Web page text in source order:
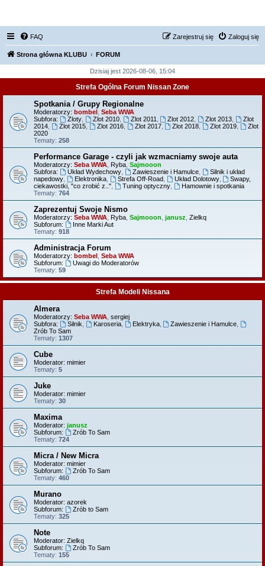
FAQ Zaloguj się
Zarejestruj się
Strona główna KLUBU FORUM
Dzisiaj jest 2026-08-06, 15:04
Strefa Ogólna Forum Nissan Zone
Spotkania / Grupy Regionalne
Moderatorzy: bombel Seba WWA
Subfora:
Zloty, Zlot 2010, Zlot 2011 Zlot 2012 Zlot 2013
Zlot
2014
Zlot 2015, Zlot 2016, Zlot 2017, Zlot 2018 Zlot 2019
Zlot
2020
Tematy: 258
Performance Garage - czyli jak wzmacniamy swoje auta
Moderatorzy: Seba WWA Ryba Sajmooon
Subfora:
Układ Wydechowy, Zawieszenie i Hamulce,
Silnik i układ
napedowy
Elektronika, Strefa Off-Road, Układ Dolotowy,
Swapy,
ciekawostki, "co zrobić z.."
Tuning optyczny,
Hamownie i spotkania
Tematy: 764
Zaprezentuj Swoje Nismo
Moderatorzy: Seba WWA Ryba Sajmooon janusz Zielkq
Subforum:
Inne Marki Aut
Tematy: 918
Administracja Forum
Moderatorzy: bombel Seba WWA
Subforum:
Uwagi do Moderatorów
Tematy: 59
Strefa Modeli Nissana
Almera
Moderatorzy: Seba WWA sergiej
Subfora:
Silnik Karoseria, Elektryka, Zawieszenie i Hamulce
Zrób To Sam
Tematy: 1307
Cube
Moderator: mimier
Tematy: 5
Juke
Moderator: mimier
Tematy: 30
Maxima
Moderator: janusz
Subforum:
Zrób To Sam
Tematy: 724
Micra / New Micra
Moderator: mimier
Subforum:
Zrób To Sam
Tematy: 460
Murano
Moderator: azorek
Subforum:
Zrób to Sam
Tematy: 325
Note
Moderator: Zielkq
Subforum:
Zrób To Sam
Tematy: 155